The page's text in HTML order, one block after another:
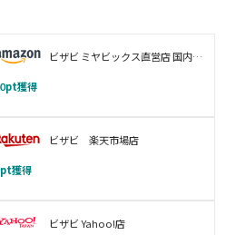
ビザビ ミヤビックス直営店 国内製
pt獲得
ビザビ 楽天市場店
pt獲得
ビザビ Yahoo!店